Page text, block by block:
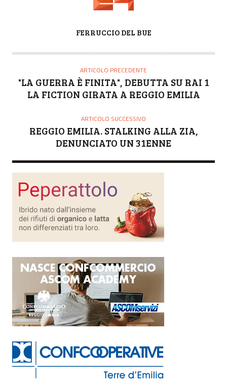
T
FERRUCCIO DEL BUE
ARTICOLO PRECEDENTE
"LA GUERRA È FINITA", DEBUTTA SU RAI 1
LA FICTION GIRATA A REGGIO EMILIA
ARTICOLO SUCCESSIVO
REGGIO EMILIA. STALKING ALLA ZIA,
DENUNCIATO UN 31ENNE